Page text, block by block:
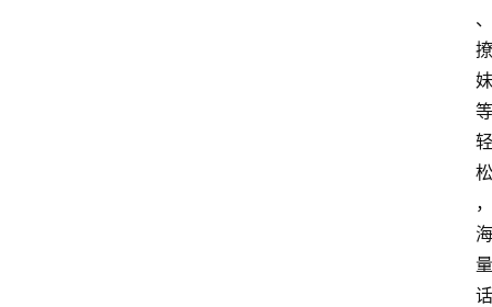
、
撩
妹
等
轻
松
，
海
量
话